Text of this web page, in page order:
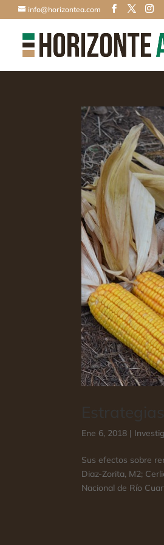
info@horizontea.com
Ene 6, 2018 |
Sus efectos sobre
Diaz-Zorita, M2;
Nacional de Río